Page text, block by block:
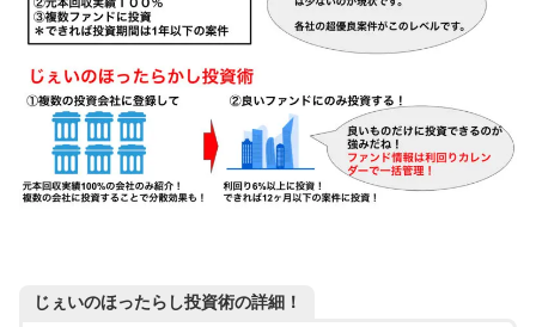
じぇいのほったらし投資術の詳細！